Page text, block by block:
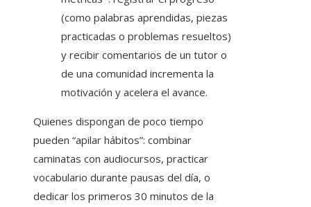
(como palabras aprendidas, piezas
practicadas o problemas resueltos)
y recibir comentarios de un tutor o
de una comunidad incrementa la
motivación y acelera el avance.
Quienes dispongan de poco tiempo
pueden “apilar hábitos”: combinar
caminatas con audiocursos, practicar
vocabulario durante pausas del día, o
dedicar los primeros 30 minutos de la